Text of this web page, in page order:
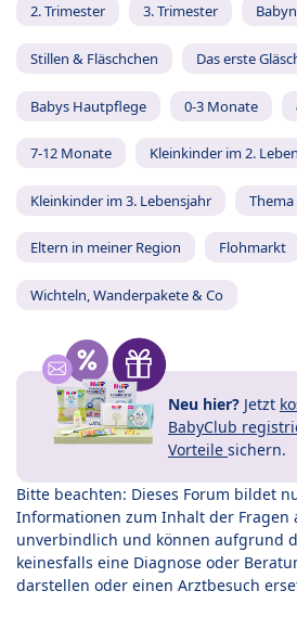
2. Trimester 3. Trimester
Stillen & Fläschchen Das erste
Babys Hautpflege 0-3 Monate
7-12 Monate Kleinkinder im 2.
Kleinkinder im 3. Lebensjahr
Eltern in meiner Region Flohmarkt
Wichteln, Wanderpakete & Co
Neu hier? Jetzt
BabyClub
Vorteile sichern.
Bitte beachten: Dieses Forum bildet
Informationen zum Inhalt der Fragen
unverbindlich und können aufgrund
keinesfalls eine Diagnose oder
darstellen oder einen Arztbesuch